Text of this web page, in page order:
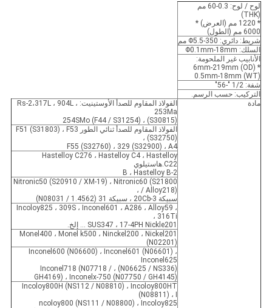
لوح / لوح: 0.3-60 مم
(THK)
* 1220 مم (العرض) *
6000 مم (الطول)
شريط: دائري: Φ5.5-350 مم
السلك: Φ0.1mm-18mm
الأنابيب غير الملحومة:
6mm-219mm (OD) *
0.5mm-18mm (WT)
شفة: 1/2 "-56"
التركيب: حسب الرسم.
مادة
الفولاذ المقاوم للصدأ الأوستينيت: Rs-2،317L ، 904L ،
253Ma
(S30815) ، 254SMo (F44 / S31254)
الفولاذ المقاوم للصدأ ثنائي الطور F51 (S31803) ، F53
(S32750) ،
F55 (S32760) ، 329 (S32900) ، A4
Hastelloy C276 ، Hastelloy C4 ، Hastelloy
C22.هاستيلوي
B ، Hastelloy B-2
Nitronic50 (S20910 / XM-19) ، Nitronic60 (S21800
/ Alloy218) ،
سبيكة 20Cb-3 ، سبيكة 31 (N08031 / 1.4562)
Incoloy825 ، 309S ، Inconel601 ، A286 ، Alloy59 ،
316Ti ،
SUS347 ، 17-4PH Nickle201 ... إلخ.
Monel400 ، Monel k500 ، Ninckel200 ، Nickel201
(N02201)
Inconel600 (N06600) ، Inconel601 (N06601) ،
Inconel625
(N06625 / NS336) ، Inconel718 (N07718 /
GH4169) ، Inconelx-750 (N07750 / GH4145)
Incoloy800H (NS112 / N08810) ، Incoloy800HT
(N08811) ، I
ncoloy800 (NS111 / N08800) ، Incoloy825